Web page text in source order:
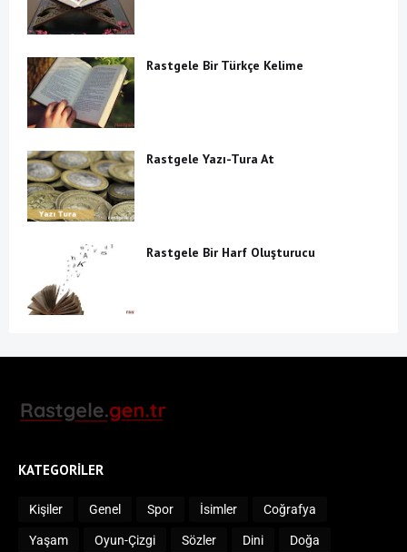
Rastgele Bir Türkçe Kelime
Rastgele Yazı-Tura At
Rastgele Bir Harf Oluşturucu
KATEGORILER
Kişiler Genel Spor İsimler Coğrafya
Yaşam Oyun-Çizgi Sözler Dini Doğa